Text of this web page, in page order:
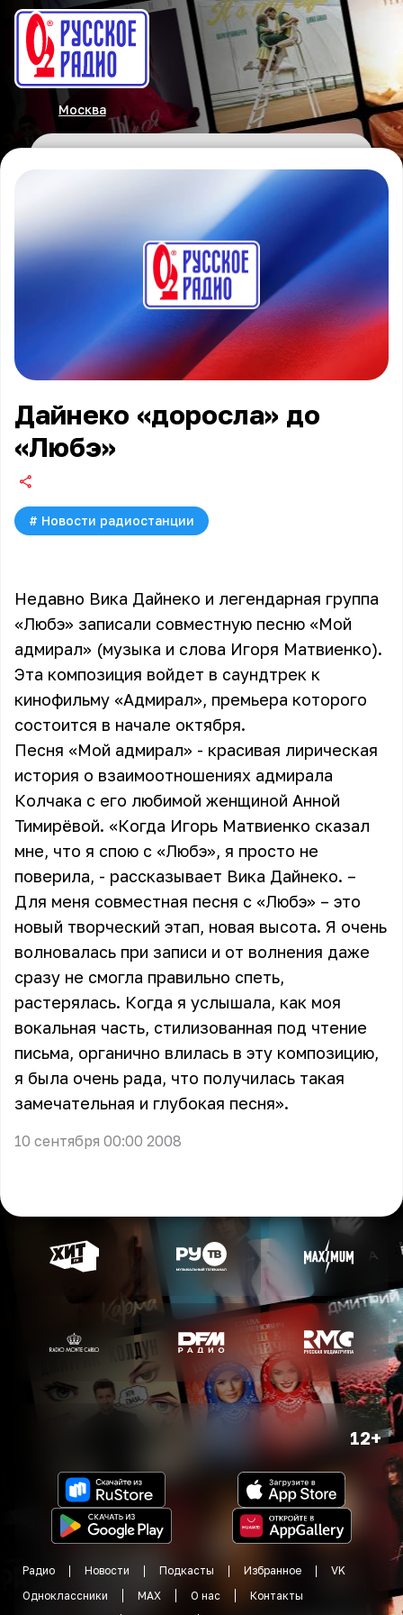
Москва
Дайнеко «доросла» до
«Любэ»
# Новости радиостанции
Недавно Вика Дайнеко и легендарная группа
«Любэ» записали совместную песню «Мой
адмирал» (музыка и слова Игоря Матвиенко).
Эта композиция войдет в саундтрек к
кинофильму «Адмирал», премьера которого
состоится в начале октября.
Песня «Мой адмирал» - красивая лирическая
история о взаимоотношениях адмирала
Колчака с его любимой женщиной Анной
Тимирёвой. «Когда Игорь Матвиенко сказал
мне, что я спою с «Любэ», я просто не
поверила, - рассказывает Вика Дайнеко. –
Для меня совместная песня с «Любэ» – это
новый творческий этап, новая высота. Я очень
волновалась при записи и от волнения даже
сразу не смогла правильно спеть,
растерялась. Когда я услышала, как моя
вокальная часть, стилизованная под чтение
письма, органично влилась в эту композицию,
я была очень рада, что получилась такая
замечательная и глубокая песня».
10 сентября 00:00 2008
12+
Радио Новости Подкасты Избранное
VK
Одноклассники
MAX О нас
Контакты